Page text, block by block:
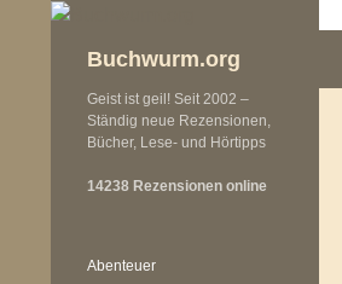
Buchwurm.org
Geist ist geil! Seit 2002 –
Ständig neue Rezensionen,
Bücher, Lese- und Hörtipps
14238 Rezensionen online
Abenteuer